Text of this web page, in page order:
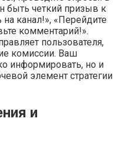
быть четкий призыв к
канал!», «Перейдите
комментарий!».
пользователя,
комиссии. Ваш
информировать, но и
элемент стратегии
и